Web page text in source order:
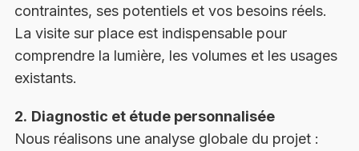
contraintes, ses potentiels et vos besoins réels.
La visite sur place est indispensable pour
comprendre la lumière, les volumes et les usages
existants.
2. Diagnostic et étude personnalisée
Nous réalisons une analyse globale du projet :